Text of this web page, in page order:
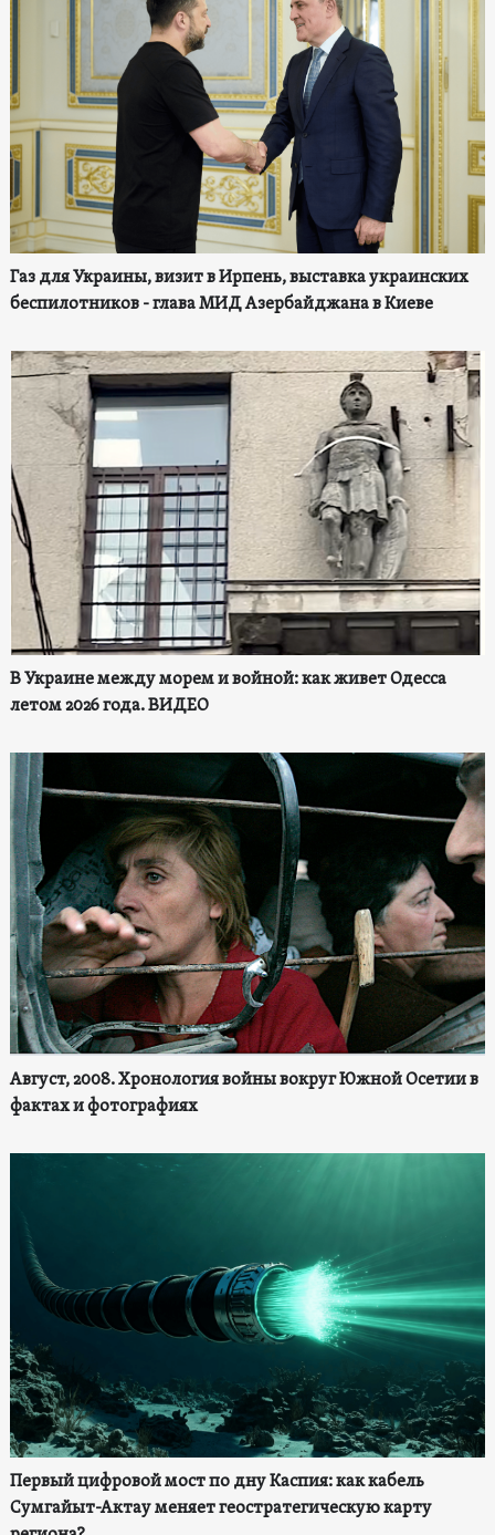
Газ для Украины, визит в Ирпень, выставка украинских
беспилотников - глава МИД Азербайджана в Киеве
В Украине между морем и войной: как живет Одесса
летом 2026 года. ВИДЕО
Август, 2008. Хронология войны вокруг Южной Осетии в
фактах и фотографиях
Первый цифровой мост по дну Каспия: как кабель
Сумгайыт-Актау меняет геостратегическую карту